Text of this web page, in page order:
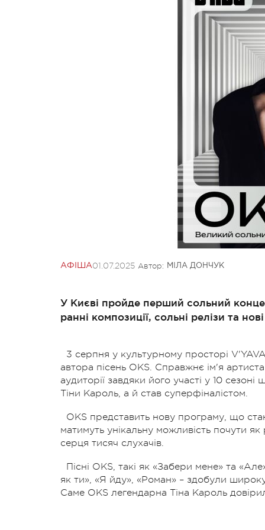
АФІША01.07.2025 Автор: МІЛА ДОНЧУК
У Києві пройде перший сольний
ранні композиції, сольні релізи та нові
3 серпня у культурному просторі
автора пісень OKS. Справжнє ім'я
аудиторії завдяки його участі у 10
Тіни Кароль, а й став суперфіналістом.
OKS представить нову програму, що
матимуть унікальну можливість почути
серця тисяч слухачів.
Пісні OKS, такі як «Забери мене» та
як ти», «Я йду», «Роман» – здобули широку
Саме OKS легендарна Тіна Кароль